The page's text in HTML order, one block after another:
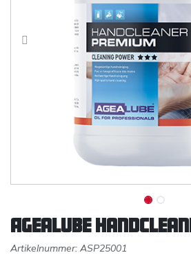
Agealube
Artikelnummer: ASP25001